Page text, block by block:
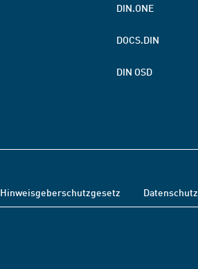
DIN.ONE
DOCS.DIN
DIN OSD
Hinweisgeberschutzgesetz Datenschutz